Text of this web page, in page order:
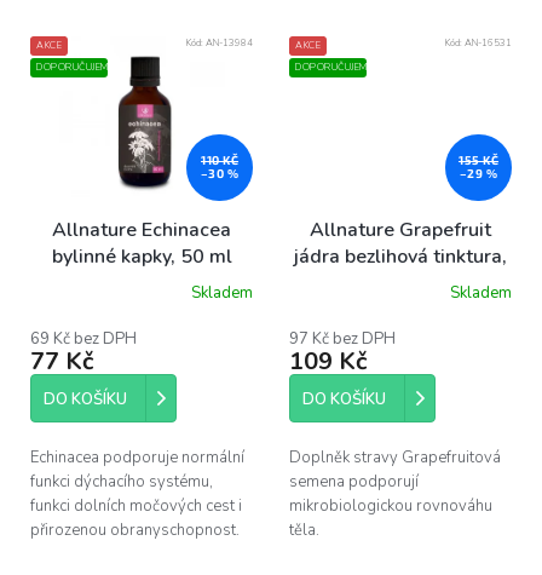
AKCE
DOPORUČUJEME
110 KČ
–30 %
Allnature Echinacea
bylinné kapky, 50 ml
Skladem
69 Kč bez DPH
77 Kč
DO KOŠÍKU
Echinacea podporuje normální
funkci dýchacího systému,
funkci dolních močových cest i
přirozenou obranyschopnost.
Kód: AN-13984
AKCE
DOPORUČUJEME
155 KČ
–29 %
Allnature Grapefruit
jádra bezlihová tinktura,
Skladem
97 Kč bez DPH
109 Kč
DO KOŠÍKU
Doplněk stravy Grapefruitová
semena podporují
mikrobiologickou rovnováhu
těla.
Kód: AN-16531